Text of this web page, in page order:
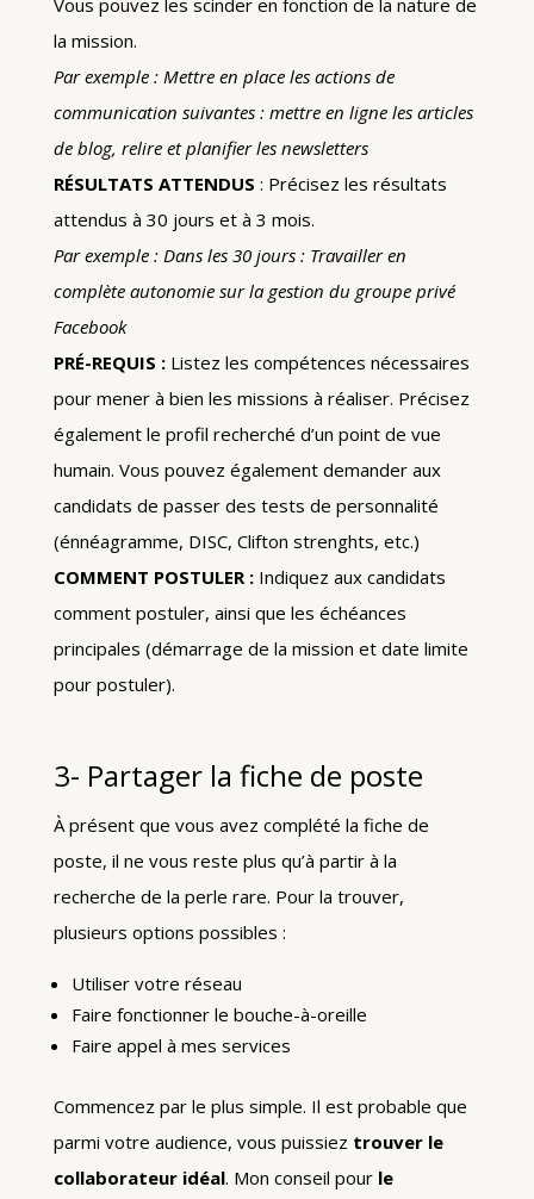
la mission.
Par exemple : Mettre en place les actions de
communication suivantes : mettre en ligne les articles
de blog, relire et planifier les newsletters
RÉSULTATS ATTENDUS : Précisez les résultats
attendus à 30 jours et à 3 mois.
Par exemple : Dans les 30 jours : Travailler en
complète autonomie sur la gestion du groupe privé
Facebook
PRÉ-REQUIS :Listez les compétences nécessaires
pour mener à bien les missions à réaliser. Précisez
également le profil recherché d’un point de vue
humain. Vous pouvez également demander aux
candidats de passer des tests de personnalité
(énnéagramme, DISC, Clifton strenghts, etc.)
COMMENT POSTULER :Indiquez aux candidats
comment postuler, ainsi que les échéances
principales (démarrage de la mission et date limite
pour postuler).
3- Partager la fiche de poste
À présent que vous avez complété la fiche de
poste, il ne vous reste plus qu’à partir à la
recherche de la perle rare. Pour la trouver,
plusieurs options possibles :
Utiliser votre réseau
Faire fonctionner le bouche-à-oreille
Faire appel à mes services
Commencez par le plus simple. Il est probable que
parmi votre audience, vous puissiez trouver le
collaborateur idéal. Mon conseil pour le